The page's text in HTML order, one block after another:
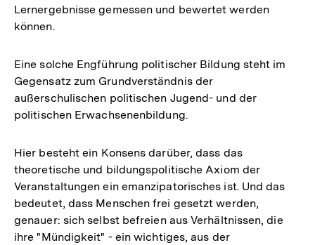
Lernergebnisse gemessen und bewertet werden
können.
Eine solche Engführung politischer Bildung steht im
Gegensatz zum Grundverständnis der
außerschulischen politischen Jugend- und der
politischen Erwachsenenbildung.
Hier besteht ein Konsens darüber, dass das
theoretische und bildungspolitische Axiom der
Veranstaltungen ein emanzipatorisches ist. Und das
bedeutet, dass Menschen frei gesetzt werden,
genauer: sich selbst befreien aus Verhältnissen, die
ihre "Mündigkeit" - ein wichtiges, aus der